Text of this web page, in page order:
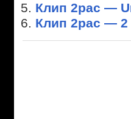
Клип 2pac —
Клип 2pac — 2